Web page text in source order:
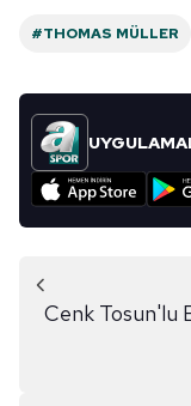
reklam/pazarlama
Çerezlere ilişkin
vasıtasıyla
için Ayarlar
6698 sayılı Kişisel
hazırlanmış
ilgili mevzuata
#THOMAS MÜLLER
Cenk Tosun'lu